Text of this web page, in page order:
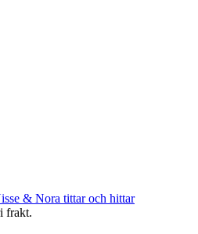
& Nora tittar och hittar
frakt.